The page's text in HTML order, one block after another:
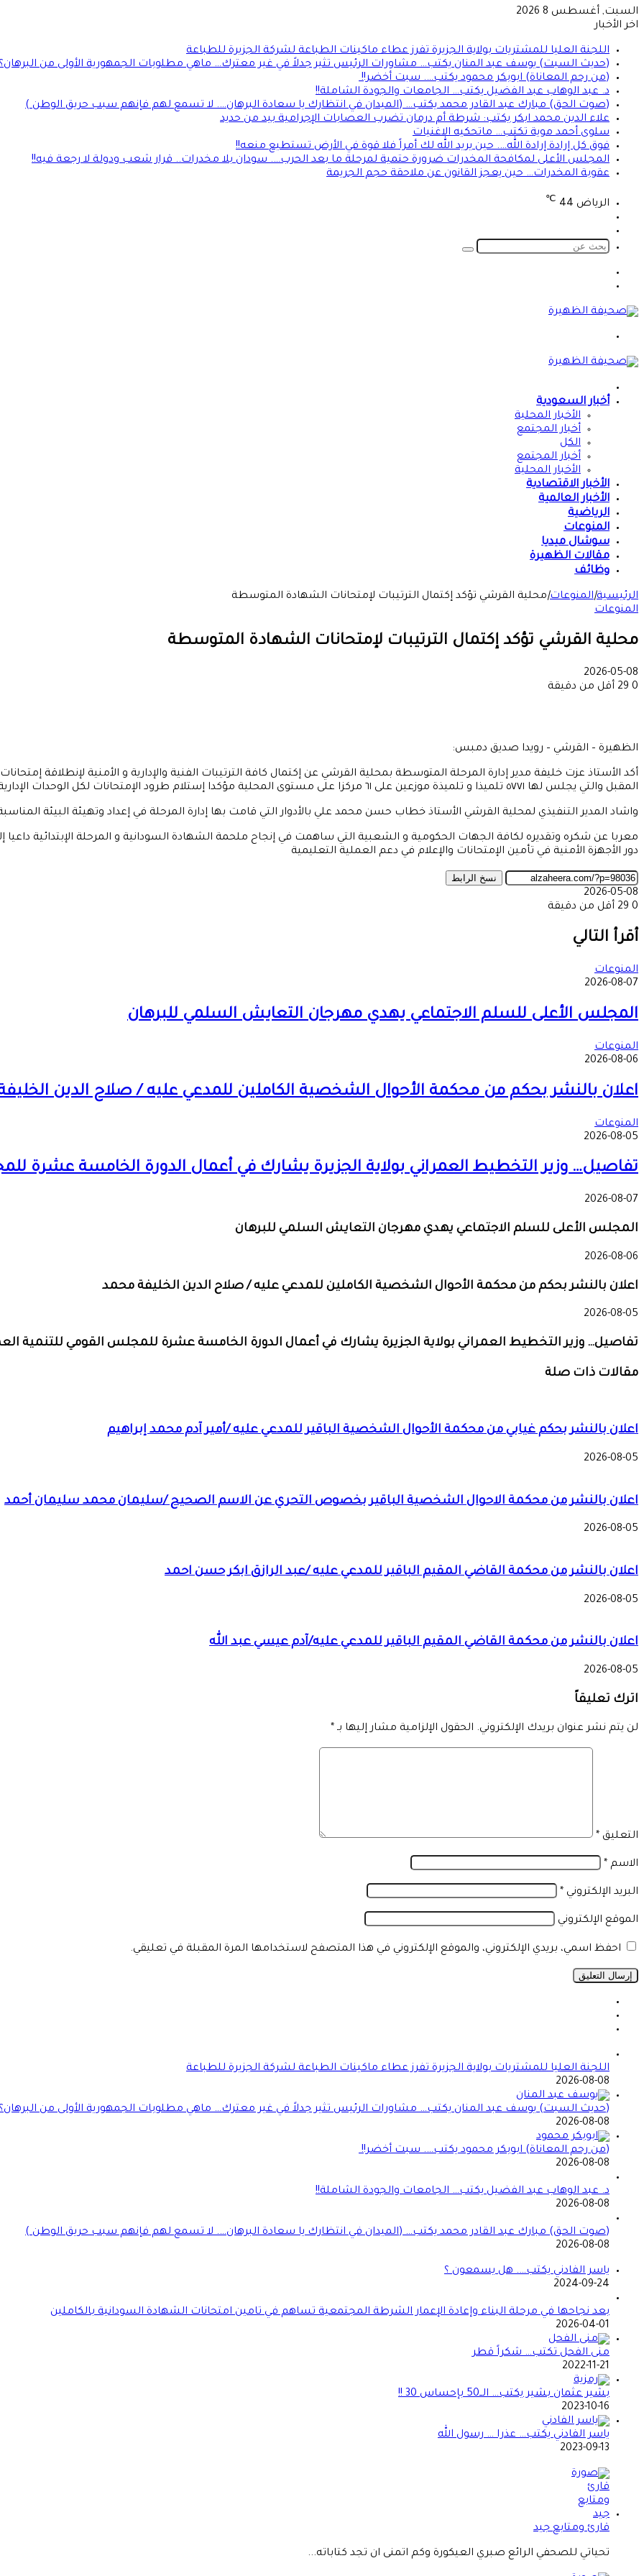
السبت, أغسطس 8 2026
اخر الأخبار
اللجنة العليا للمشتريات بولاية الجزيرة تفرز عطاء ماكينات الطباعة لشركة الجزيرة للطباعة
(حديث السبت) يوسف عبد المنان يكتب… مشاورات الرئيس تثير جدلاً في غير معترك… ماهي مطلوبات الجمهورية الأولى من
(من رحم المعاناة) ابوبكر محمود يكتب…. سبت أخضر!!
د. عبد الوهاب عبد الفضيل يكتب… الجامعات والجودة الشاملة!!
(صوت الحق) مبارك عبد القادر محمد يكتب… (الميدان في انتظارك يا سعادة البرهان…. لا تسمع لهم فإنهم سبب حريق الوطن )
علاء الدين محمد ابكر يكتب: شرطة أم درمان تضرب العصابات الإجرامية بيد من حديد
سلوى أحمد موية تكتب… ماتحكيه الاغنيات
فوق كل إرادة إرادة الله…. حين يريد الله لك أمراً فلا قوة في الأرض تستطيع منعه!!
المجلس الأعلى لمكافحة المخدرات ضرورة حتمية لمرحلة ما بعد الحرب…. سودان بلا مخدرات.. قرار شعب ودولة لا رجعة فيه!!
عقوبة المخدرات… حين يعجز القانون عن ملاحقة حجم الجريمة
الرياض 44
℃
المظلم
بحث
أخبار السعودية
الأخبار المحلية
أخبار المجتمع
الكل
أخبار المجتمع
الأخبار المحلية
الأخبار الاقتصادية
الأخبار العالمية
الرياضية
المنوعات
سوشال ميديا
مقالات الظهيرة
وظائف
الرئيسية|المنوعات|محلية القرشي تؤكد إكتمال الترتيبات لإمتحانات الشهادة المتوسطة
المنوعات
محلية القرشي تؤكد إكتمال الترتيبات لإمتحانات الشهادة المتوسطة
2026-05-08
0
أقل من دقيقة
الظهيرة – القرشي – رويدا صديق دمبس:
أكد الأستاذ عزت خليفة مدير إدارة المرحلة المتوسطة بمحلية القرشي عن إكتمال كافة الترتيبات الفنية والإدارية و الأمنية لإنطلاقة
المقبل والتي يجلس لها ٥٧٧١ تلميذا و تلميذة موزعين على ٦١ مركزا على مستوى المحلية مؤكدا إستلام طرود الإمتحانات لكل الوحدات الإدارية.
واشاد المدير التنفيذي لمحلية القرشي الأستاذ خطاب حسن محمد علي بالأدوار التي قامت بها إدارة المرحلة في إعداد وتهيئة البيئة المناسبة
معربا عن شكره وتقديره لكافة الجهات الحكومية و الشعبية التي ساهمت في إنجاح ملحمة الشهادة السودانية و المرحلة الإبتدائية
دور الأجهزة الأمنية في تأمين الإمتحانات والإعلام في دعم العملية التعليمية
نسخ الرابط
2026-05-08
0
أقل من دقيقة
عبر
البريد
أقرأ التالي
المنوعات
2026-08-07
المجلس الأعلى للسلم الاجتماعي يهدي مهرجان التعايش السلمي للبرهان
المنوعات
2026-08-06
اعلان بالنشر بحكم من محكمة الأحوال الشخصية الكاملين للمدعي عليه / صلاح الدين
المنوعات
2026-08-05
تفاصيل… وزير التخطيط العمراني بولاية الجزيرة يشارك في أعمال الدورة الخامسة عشرة
2026-08-07
المجلس الأعلى للسلم الاجتماعي يهدي مهرجان التعايش السلمي للبرهان
2026-08-06
اعلان بالنشر بحكم من محكمة الأحوال الشخصية الكاملين للمدعي عليه / صلاح الدين الخليفة محمد
2026-08-05
تفاصيل… وزير التخطيط العمراني بولاية الجزيرة يشارك في أعمال الدورة الخامسة عشرة للمجلس القومي للتنمية
مقالات ذات صلة
اعلان بالنشر بحكم غيابي من محكمة الأحوال الشخصية الباقير للمدعي عليه /أمير آدم محمد إبراهيم
2026-08-05
اعلان بالنشر من محكمة الاحوال الشخصية الباقير بخصوص التحري عن الاسم الصحيح /سليمان محمد سليمان أحمد
2026-08-05
اعلان بالنشر من محكمة القاضي المقيم الباقير للمدعي عليه /عبد الرازق ابكر حسن احمد
2026-08-05
اعلان بالنشر من محكمة القاضي المقيم الباقير للمدعي عليه/آدم عيسي عبد الله
2026-08-05
اترك تعليقاً
لن يتم نشر عنوان بريدك الإلكتروني. الحقول الإلزامية مشار إليها بـ *
التعليق *
الاسم *
البريد الإلكتروني *
الموقع الإلكتروني
احفظ اسمي، بريدي الإلكتروني، والموقع الإلكتروني في هذا المتصفح لاستخدامها المرة المقبلة في تعليقي.
اللجنة العليا للمشتريات بولاية الجزيرة تفرز عطاء ماكينات الطباعة لشركة الجزيرة للطباعة
2026-08-08
(حديث السبت) يوسف عبد المنان يكتب… مشاورات الرئيس تثير جدلاً في غير معترك… ماهي مطلوبات الجمهورية الأولى من
2026-08-08
(من رحم المعاناة) ابوبكر محمود يكتب…. سبت أخضر!!
2026-08-08
د. عبد الوهاب عبد الفضيل يكتب… الجامعات والجودة الشاملة!!
2026-08-08
(صوت الحق) مبارك عبد القادر محمد يكتب… (الميدان في انتظارك يا سعادة البرهان…. لا تسمع لهم فإنهم سبب حريق الوطن )
2026-08-08
ياسر الفادني يكتب…. هل يسمعون ؟
2024-09-24
بعد نجاحها في مرحلة البناء وإعادة الإعمار الشرطة المجتمعية تساهم في تامين امتحانات الشهادة السودانية بالكاملين
2026-04-01
منى الفحل تكتب… شكراً قطر
2022-11-21
بشير عثمان بشير يكتب… الــ50 بإحساس 30 !!
2023-10-16
ياسر الفادني يكتب… عذرا … رسول الله
2023-09-13
قارئ ومتابع جيد
تحياتي للصحفي الرائع صبري العيكورة وكم اتمنى ان تجد كتاباته...